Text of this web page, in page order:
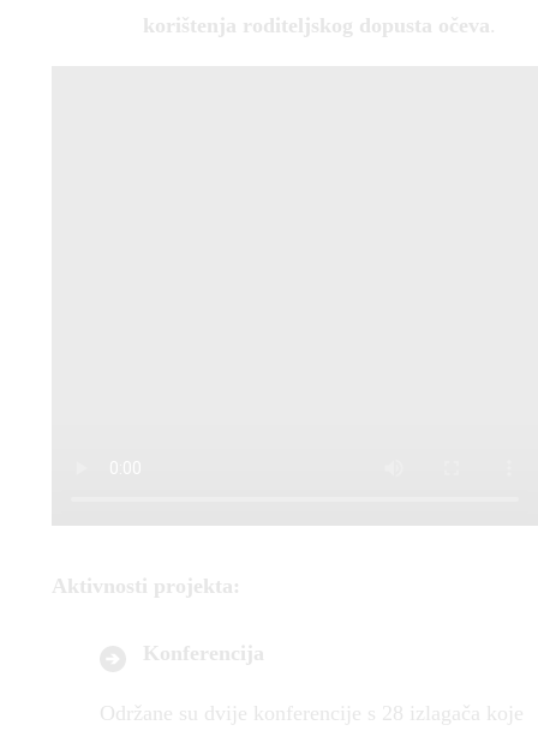
korištenja roditeljskog dopusta očeva
Aktivnosti projekta:
Konferencija
Održane su dvije konferencije s 28 izlagača koje